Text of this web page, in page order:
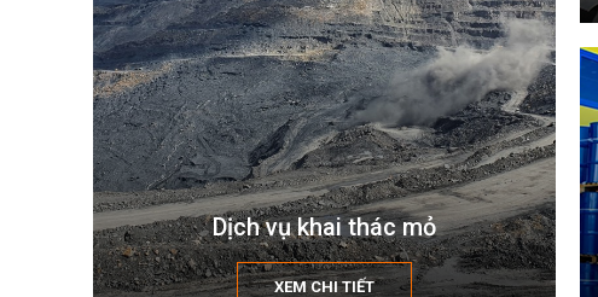
Dịch vụ khai thác mỏ
XEM CHI TIẾT